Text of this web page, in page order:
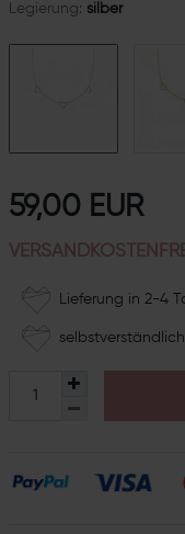
Legierung: silber
59,00 EUR
Lieferung in 2-4